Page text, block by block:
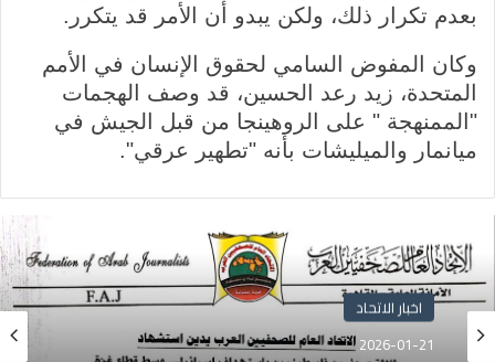
بعدم تكرار ذلك، ولكن يبدو أن الأمر قد يتكرر.
وكان المفوض السامي لحقوق الإنسان في الأمم
المتحدة، زيد رعد الحسين، قد وصف الهجمات
"الممنهجة " على الروهينجا من قبل الجيش في
ميانمار والميليشات بأنه "تطهير عرقي".
اخبار الاتحاد
2026-01-21